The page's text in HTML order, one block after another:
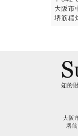
大阪市
堺筋稲
大阪
堺